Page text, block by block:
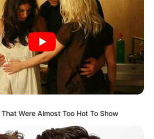
PRÓXIMA MATÉRIA
Menino de 4 anos sobrevive
após cair do 10º andar em
Ribeirão Preto.
de
AQUI!
Were Almost Too Hot To Show